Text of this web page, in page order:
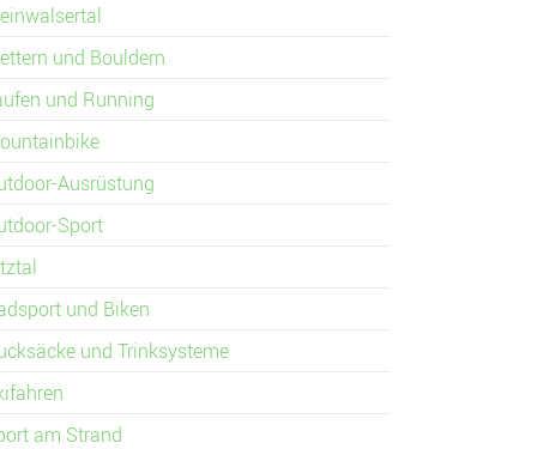
und Bouldern
und Running
Ausrüstung
Sport
und Biken
und Trinksysteme
am Strand